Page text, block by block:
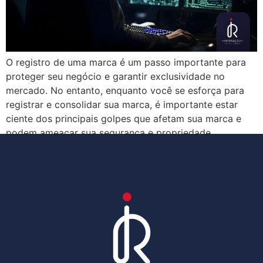
O registro de uma marca é um passo importante para
proteger seu negócio e garantir exclusividade no
mercado. No entanto, enquanto você se esforça para
registrar e consolidar sua marca, é importante estar
ciente dos principais golpes que afetam sua marca e
podem ameaçar sua segurança e propriedade